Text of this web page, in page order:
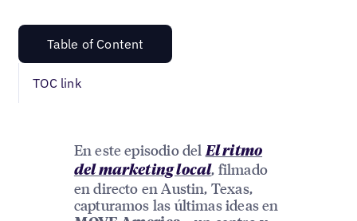
Table of Content
TOC link
En este episodio del El ritmo
del marketing local, filmado
en directo en Austin, Texas,
capturamos las últimas ideas en